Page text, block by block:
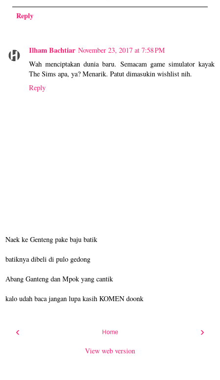
Reply
Ilham Bachtiar November 23, 2017 at 7:58 PM
Wah menciptakan dunia baru. Semacam game simulator kayak
The Sims apa, ya? Menarik. Patut dimasukin wishlist nih.
Reply
Naek ke Genteng pake baju batik
batiknya dibeli di pulo gedong
Abang Ganteng dan Mpok yang cantik
kalo udah baca jangan lupa kasih KOMEN doonk
‹ ›
Home
View web version